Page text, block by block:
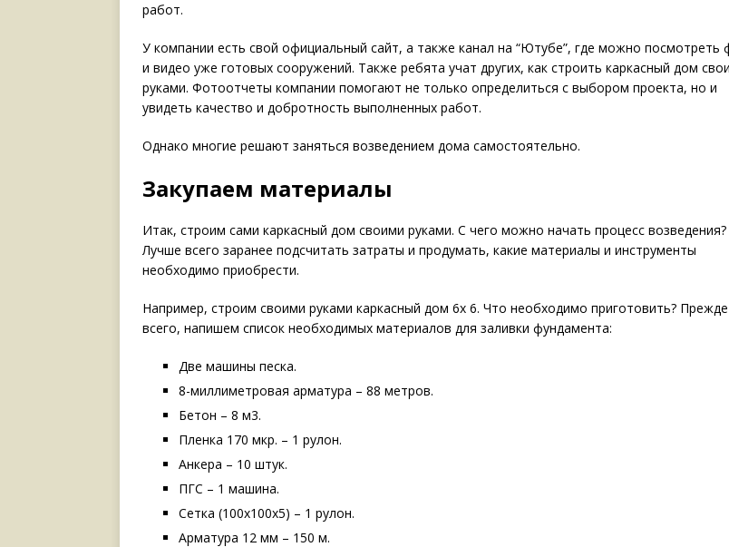
работ.
У компании есть свой официальный сайт, а также канал на “Ютубе”, где можно посмотреть
и видео уже готовых сооружений. Также ребята учат других, как строить каркасный дом
руками. Фотоотчеты компании помогают не только определиться с выбором проекта, но и
увидеть качество и добротность выполненных работ.
Однако многие решают заняться возведением дома самостоятельно.
Закупаем материалы
Итак, строим сами каркасный дом своими руками. С чего можно начать процесс возведения?
Лучше всего заранее подсчитать затраты и продумать, какие материалы и инструменты
необходимо приобрести.
Например, строим своими руками каркасный дом 6х 6. Что необходимо приготовить? Прежде
всего, напишем список необходимых материалов для заливки фундамента:
Две машины песка.
8-миллиметровая арматура – 88 метров.
Бетон – 8 м3.
Пленка 170 мкр. – 1 рулон.
Анкера – 10 штук.
ПГС – 1 машина.
Сетка (100х100х5) – 1 рулон.
Арматура 12 мм – 150 м.